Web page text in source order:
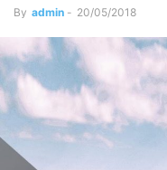
By admin - 20/05/2018